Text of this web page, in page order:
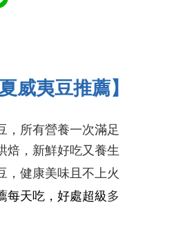
威夷豆推薦】
，所有營養一次滿足
焙，新鮮好吃又養生
，健康美味且不上火
每天吃，好處超級多